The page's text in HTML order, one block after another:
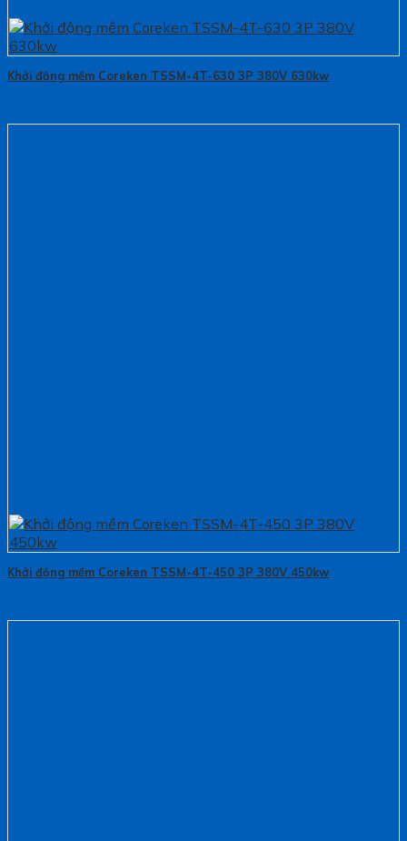
Khởi động mềm Coreken TSSM-4T-630 3P 380V 630kw
Khởi động mềm Coreken TSSM-4T-450 3P 380V 450kw